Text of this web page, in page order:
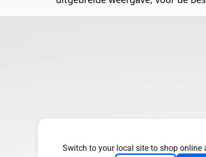
Switch to your local site to shop online